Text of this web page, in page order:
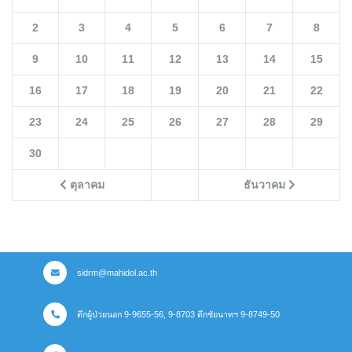
ตุลาคม ธันวาคม
2 3 4 5 6 7 8
9 10 11 12 13 14 15
16 17 18 19 20 21 22
23 24 25 26 27 28 29
30
sidrm@mahidol.ac.th
ตึกผู้ป่วยนอก 9-9655-56, 9-8703 ตึกชัยนาทฯ 9-8749-50